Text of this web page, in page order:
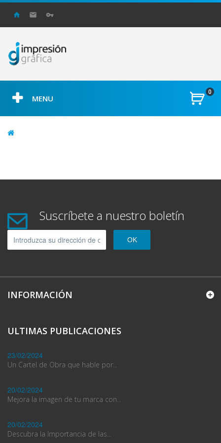
0
MENU
Suscríbete a nuestro boletín
OK
INFORMACIÓN
ULTIMAS PUBLICACIONES
23/02/2024
Un Cartel de Obra que hable por...
20/02/2024
Mejora la imagen de tu marca con...
20/02/2024
Descubra la Importancia de las...